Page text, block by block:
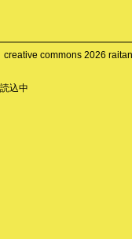
creative commons 2026
読込中